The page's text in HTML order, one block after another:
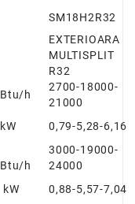
SM18H2R32
EXTERIOARA
MULTISPLIT
R32
Btu/h
2700-18000-
21000
kW 0,79-5,28-6,16
Btu/h
3000-19000-
24000
kW
0,88-5,57-7,04